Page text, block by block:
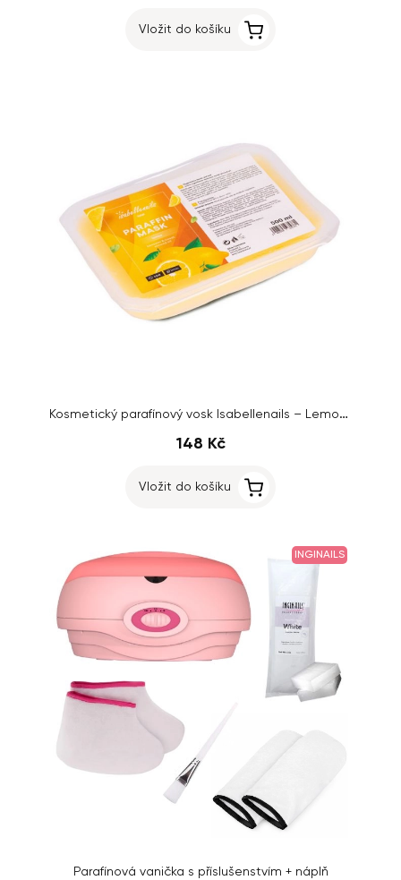
Vložit do košíku
Kosmetický parafínový vosk Isabellenails – Lemon, 500ml
148 Kč
Vložit do košíku
INGINAILS
Parafínová vanička s příslušenstvím + náplň